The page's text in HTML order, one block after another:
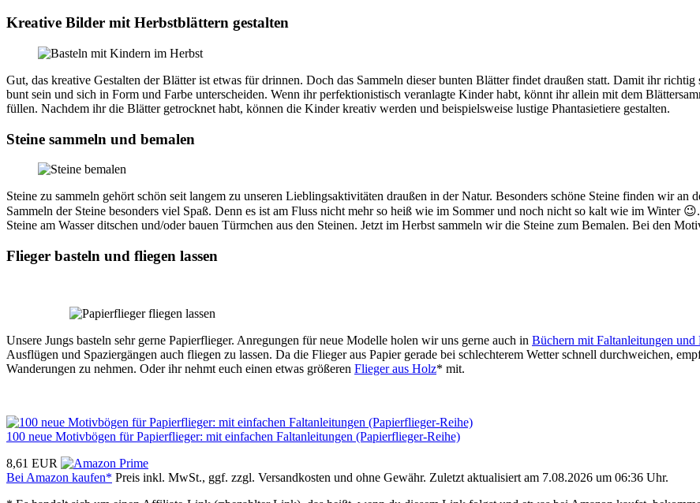
Kreative Bilder mit Herbstblättern gestalten
Gut, das kreative Gestalten der Blätter ist etwas für drinnen. Doch das Sammeln dieser bunten Blätter findet draußen statt. Damit ihr
bunt sein und sich in Form und Farbe unterscheiden. Wenn ihr perfektionistisch veranlagte Kinder habt, könnt ihr allein mit dem
füllen. Nachdem ihr die Blätter getrocknet habt, können die Kinder kreativ werden und beispielsweise lustige Phantasietiere gestalten.
Steine sammeln und bemalen
Steine zu sammeln gehört schön seit langem zu unseren Lieblingsaktivitäten draußen in der Natur. Besonders schöne Steine finden wir
Sammeln der Steine besonders viel Spaß. Denn es ist am Fluss nicht mehr so heiß wie im Sommer und noch nicht so kalt wie im Winter
Steine am Wasser ditschen und/oder bauen Türmchen aus den Steinen. Jetzt im Herbst sammeln wir die Steine zum Bemalen. Bei den
Flieger basteln und fliegen lassen
Unsere Jungs basteln sehr gerne Papierflieger. Anregungen für neue Modelle holen wir uns gerne auch in Büchern mit Faltanleitungen
Ausflügen und Spaziergängen auch fliegen zu lassen. Da die Flieger aus Papier gerade bei schlechterem Wetter schnell durchweichen,
Wanderungen zu nehmen. Oder ihr nehmt euch einen etwas größeren Flieger aus Holz* mit.
100 neue Motivbögen für Papierflieger: mit einfachen Faltanleitungen (Papierflieger-Reihe)
8,61 EUR
Bei Amazon kaufen* Preis inkl. MwSt., ggf. zzgl. Versandkosten und ohne Gewähr. Zuletzt aktualisiert am 7.08.2026 um 06:36 Uhr.